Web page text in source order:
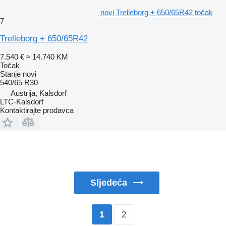
novi Trelleborg + 650/65R42 točak
7
Trelleborg + 650/65R42
7.540 € ≈ 14.740 KM
Točak
Stanje novi
540/65 R30
Austrija, Kalsdorf
LTC-Kalsdorf
Kontaktirajte prodavca
Sljedeća
1 2